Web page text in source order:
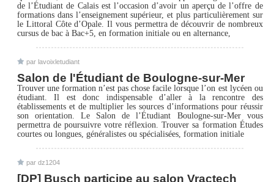
de l’Étudiant de Calais est l’occasion d’avoir un aperçu de l’offre de
formations dans l’enseignement supérieur, et plus particulièrement sur
le Littoral Côte d’Opale. Il vous permettra de découvrir de nombreux
cursus de bac à Bac+5, en formation initiale ou en alternance,
par lavoixletudiant
Salon de l'Étudiant de Boulogne-sur-Mer
Trouver une formation n’est pas chose facile lorsque l’on est lycéen ou
étudiant. Il est donc indispensable d’aller à la rencontre des
établissements et de multiplier les sources d’informations pour réussir
son orientation. Le Salon de l’Étudiant Boulogne-sur-Mer vous
permettra de poursuivre votre réflexion. Trouver sa formation Études
courtes ou longues, généralistes ou spécialisées, formation initiale
par dz1204
[DP] Busch participe au salon Vractech